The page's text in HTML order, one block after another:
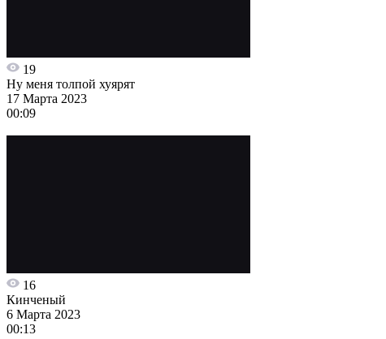
19
Ну меня толпой хуярят
17 Марта 2023
00:09
16
Кинченый
6 Марта 2023
00:13